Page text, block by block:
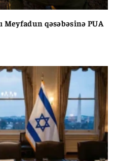
qəsəbəsinə PUA